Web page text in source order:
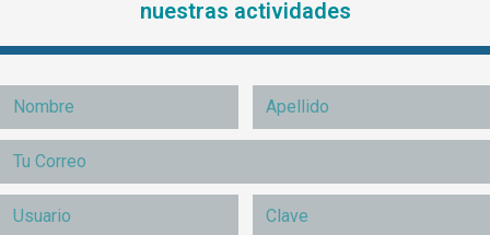
nuestras actividades